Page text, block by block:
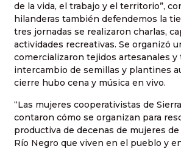
de la vida, el trabajo y el territorio”,
hilanderas también defendemos la
tres jornadas se realizaron charlas,
actividades recreativas. Se organizó
comercializaron tejidos artesanales
intercambio de semillas y plantines
cierre hubo cena y música en vivo.
“Las mujeres cooperativistas de
contaron cómo se organizan para
productiva de decenas de mujeres
Río Negro que viven en el pueblo y